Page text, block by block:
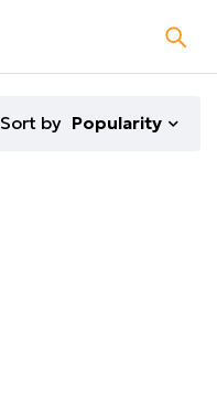
Sort by Popularity